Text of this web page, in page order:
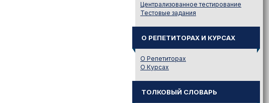
Централизованное тестирование
Тестовые задания
О РЕПЕТИТОРАХ И КУРСАХ
О Репетиторах
О Курсах
ТОЛКОВЫЙ СЛОВАРЬ